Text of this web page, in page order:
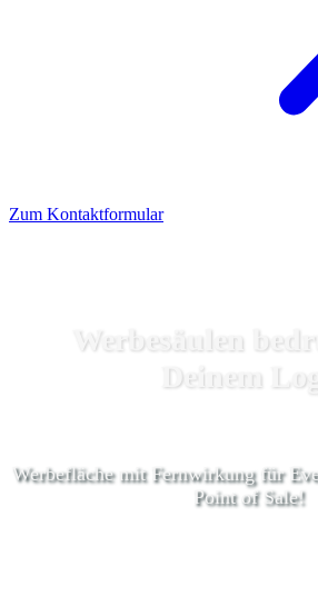
Zum Kontaktformular
Werbesäulen
Deinem
Werbefläche mit Fernwirkung für
Point of Sale!